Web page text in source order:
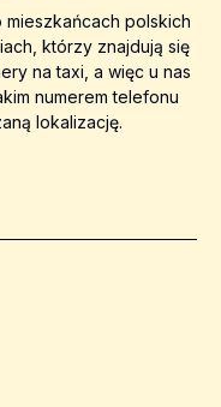
mieszkańcach polskich
którzy znajdują się
na taxi, a więc u nas
numerem telefonu
lokalizację.